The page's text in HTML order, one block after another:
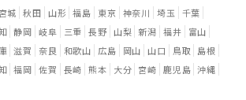
宮城 秋田 山形 福島 東京 神奈川 埼玉
千葉
静岡 岐阜 三重 長野 山梨 新潟 福井
富山
滋賀 奈良 和歌山 広島 岡山 山口 鳥取
島根
福岡 佐賀 長崎 熊本 大分 宮崎 鹿児島 沖縄